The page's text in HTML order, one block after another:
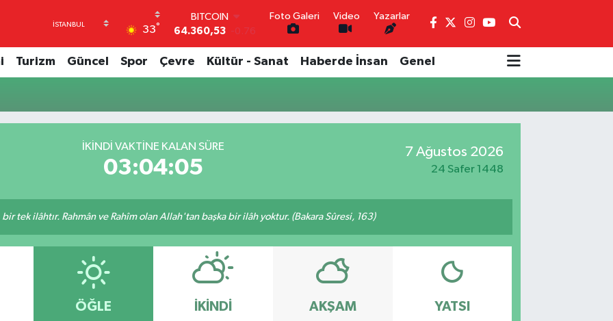
33°
BITCOIN
64.360,53 -0.76
DOLAR
47,7069 0.17
6618.49
BİST100
13.887
Foto Galeri Video Yazarlar
Turizm Güncel Spor Çevre Kültür - Sanat Haberde İnsan Genel
İKINDI VAKTINE KALAN SÜRE
03:04:04
7 Ağustos 2026
24 Safer 1448
bir tek ilâhtır. Rahmân ve Rahîm olan Allah'tan başka bir ilâh yoktur. (Bakara Sûresi, 163)
ÖĞLE İKINDI AKŞAM YATSI